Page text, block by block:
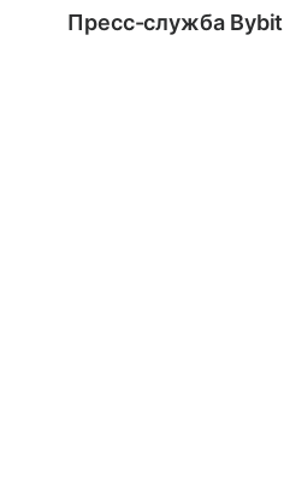
Пресс-служба Bybit